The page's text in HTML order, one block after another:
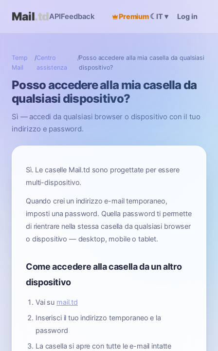
Mail.tdAPIFeedback Premium☾ IT ▾ Log in
Temp
Mail
/Centro
assistenza
/Posso accedere alla mia casella da qualsiasi
dispositivo?
Posso accedere alla mia casella da
qualsiasi dispositivo?
Sì — accedi da qualsiasi browser o dispositivo con il tuo
indirizzo e password.
Sì. Le caselle Mail.td sono progettate per essere
multi-dispositivo.
Quando crei un indirizzo e-mail temporaneo,
imposti una password. Quella password ti permette
di rientrare nella stessa casella da qualsiasi browser
o dispositivo — desktop, mobile o tablet.
Come accedere alla casella da un altro
dispositivo
Vai su mail.td
Inserisci il tuo indirizzo temporaneo e la
password
La casella si apre con tutte le e-mail intatte